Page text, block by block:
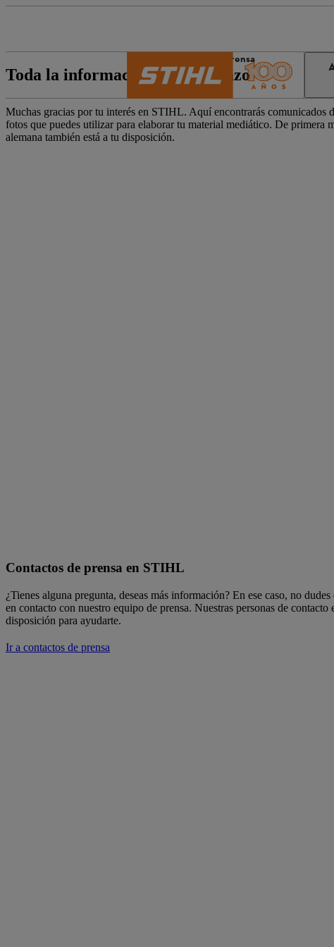
Prensa
Toda la información de un vistazo
Muchas gracias por tu interés en STIHL. Aquí encontrarás comunicados
fotos que puedes utilizar para elaborar tu material mediático. De primera
alemana también está a tu disposición.
Contactos de prensa en STIHL
¿Tienes alguna pregunta, deseas más información? En ese caso, no dudes
en contacto con nuestro equipo de prensa. Nuestras personas de contacto
disposición para ayudarte.
Ir a contactos de prensa